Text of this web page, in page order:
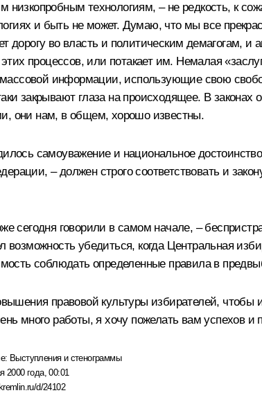
низкопробным технологиям, – не редкость, к
и быть не может. Думаю, что мы все
дорогу во власть и политическим демагогам,
процессов, или потакает им. Немалая
массовой информации, использующие свою
закрывают глаза на происходящее. В
они нам, в общем, хорошо известны.
самоуважение и национальное
– должен строго соответствовать и
сегодня говорили в самом начале, –
убедиться, когда Центральная
соблюдать определенные правила в
правовой культуры избирателей, чтобы
много работы, я хочу пожелать вам успехов и
Выступления и стенограммы
2000 года, 00:01
kremlin.ru/d/24102